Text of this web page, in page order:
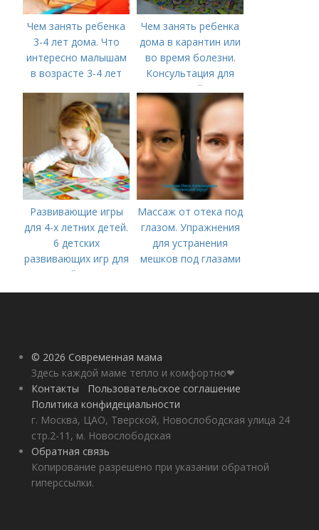
Чем занять ребенка
3-4 лет дома. Что
интересно малышам
в возрасте 3-4 лет
Чем занять ребенка
дома в карантин или
во время болезни.
Консультация для
родителей «Чем
занять ребенка в дни
болезни или
карантина?»
Развивающие игры
для 4-х летних детей.
6 детских
развивающих игр для
детей 4 лет
Массаж от отека под
глазом. Упражнения
для устранения
мешков под глазами
© 2026 Современная мама
Здесь каждой маме тепло и комфортно❤
Контакты
Пользовательское соглашение
Политика конфидециальности
г. Москва, ЦАО, Тверской, Новослободская улица 24
стр.2-11, м. Новослободская
Обратная связь
Копирование разрешено при указании обратной
гиперссылки.